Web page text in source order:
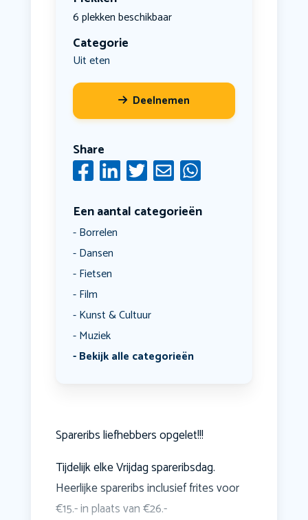
6 plekken beschikbaar
Categorie
Uit eten
Deelnemen
Share
Een aantal categorieën
Borrelen
Dansen
Fietsen
Film
Kunst & Cultuur
Muziek
Bekijk alle categorieën
Spareribs liefhebbers opgelet!!!
Tijdelijk elke Vrijdag spareribsdag.
Heerlijke spareribs inclusief frites voor
€15.- in plaats van €26.-